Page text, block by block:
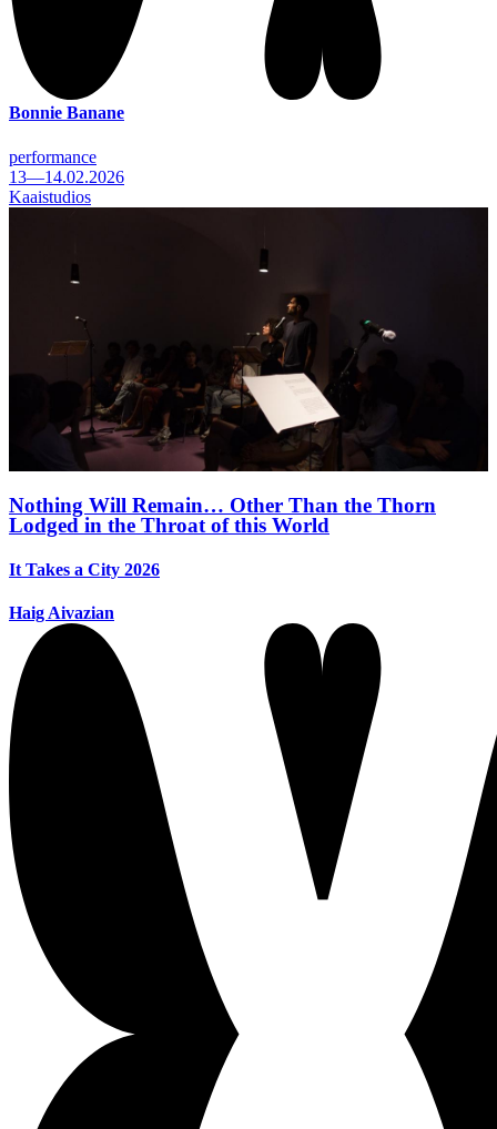
Bonnie Banane
performance
13—14.02.2026
Kaaistudios
Nothing Will Remain… Other Than the Thorn
Lodged in the Throat of this World
It Takes a City 2026
Haig Aivazian